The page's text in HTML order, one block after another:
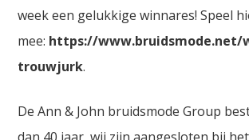
week een gelukkige winnares! Speel
mee: https://www.bruidsmode.net/
trouwjurk.
De Ann & John bruidsmode Group